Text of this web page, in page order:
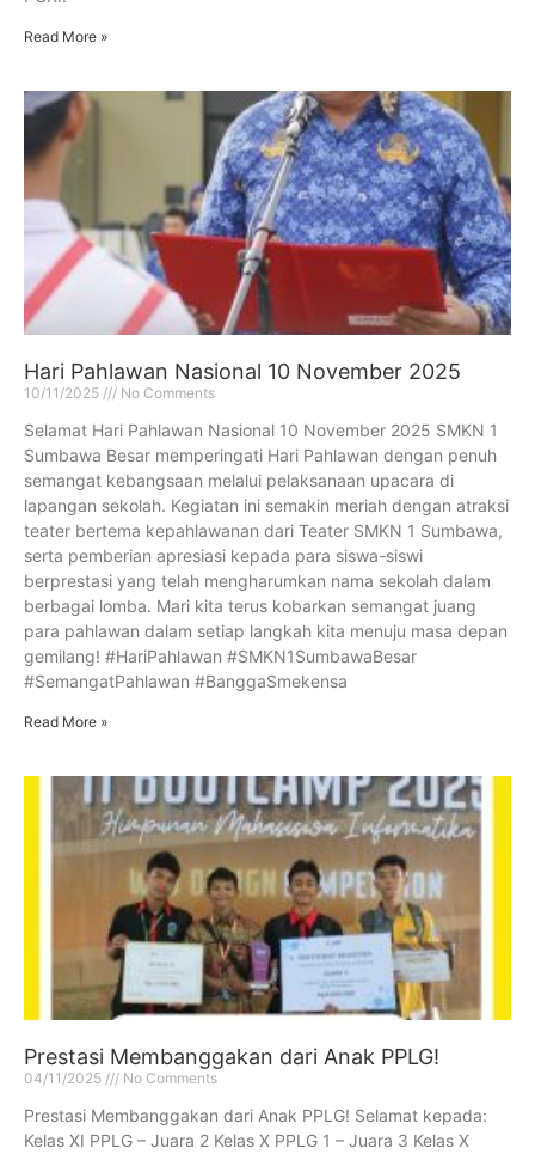
Read More »
Hari Pahlawan Nasional 10 November 2025
10/11/2025 No Comments
Selamat Hari Pahlawan Nasional 10 November 2025 SMKN 1
Sumbawa Besar memperingati Hari Pahlawan dengan penuh
semangat kebangsaan melalui pelaksanaan upacara di
lapangan sekolah. Kegiatan ini semakin meriah dengan atraksi
teater bertema kepahlawanan dari Teater SMKN 1 Sumbawa,
serta pemberian apresiasi kepada para siswa-siswi
berprestasi yang telah mengharumkan nama sekolah dalam
berbagai lomba. Mari kita terus kobarkan semangat juang
para pahlawan dalam setiap langkah kita menuju masa depan
gemilang! #HariPahlawan #SMKN1SumbawaBesar
#SemangatPahlawan #BanggaSmekensa
Read More »
Prestasi Membanggakan dari Anak PPLG!
04/11/2025 No Comments
Prestasi Membanggakan dari Anak PPLG! Selamat kepada:
Kelas XI PPLG – Juara 2 Kelas X PPLG 1 – Juara 3 Kelas X